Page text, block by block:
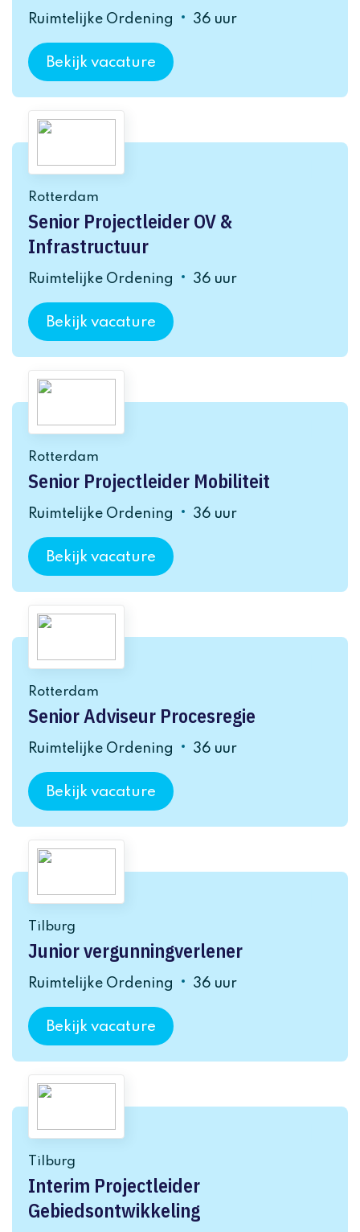
Ruimtelijke Ordening 36 uur
Bekijk vacature
Rotterdam
Senior Projectleider OV &
Infrastructuur
Ruimtelijke Ordening 36 uur
Bekijk vacature
Rotterdam
Senior Projectleider Mobiliteit
Ruimtelijke Ordening 36 uur
Bekijk vacature
Rotterdam
Senior Adviseur Procesregie
Ruimtelijke Ordening 36 uur
Bekijk vacature
Tilburg
Junior vergunningverlener
Ruimtelijke Ordening 36 uur
Bekijk vacature
Tilburg
Interim Projectleider
Gebiedsontwikkeling